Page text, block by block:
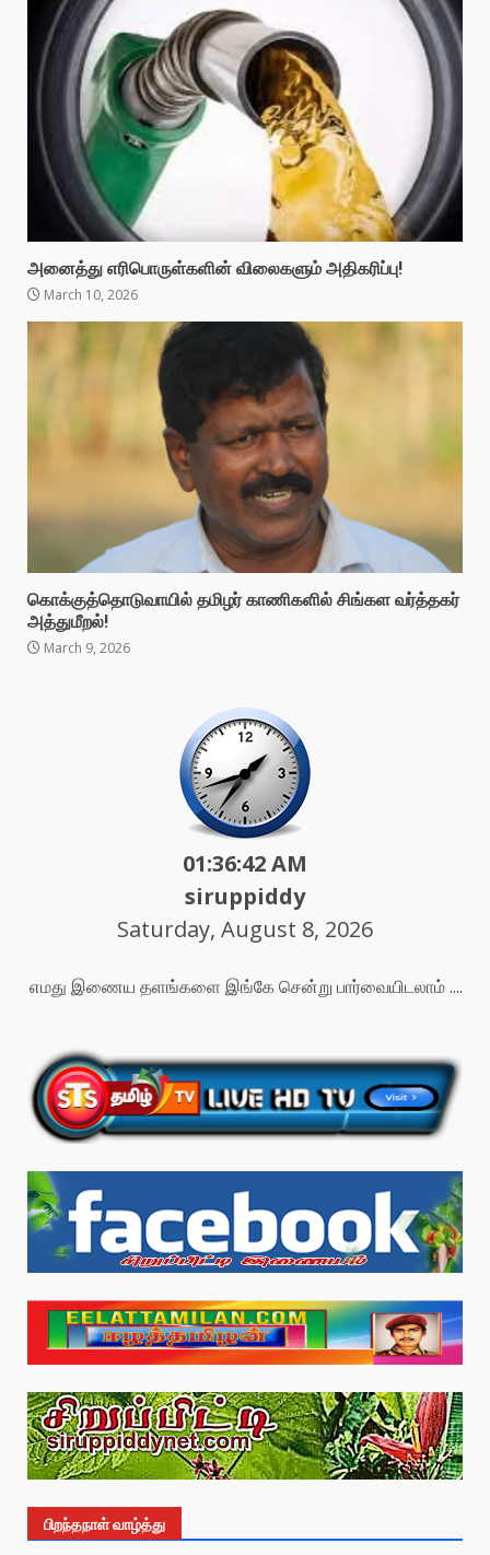
அனைத்து எரிபொருள்களின் விலைகளும் அதிகரிப்பு!
March 10, 2026
கொக்குத்தொடுவாயில் தமிழர் காணிகளில் சிங்கள வர்த்தகர்
அத்துமீறல்!
March 9, 2026
01:36:44 AM
siruppiddy
Saturday, August 8, 2026
எமது இணைய தளங்களை இங்கே சென்று பார்வையிடலாம் ....
பிறந்தநாள் வாழ்த்து